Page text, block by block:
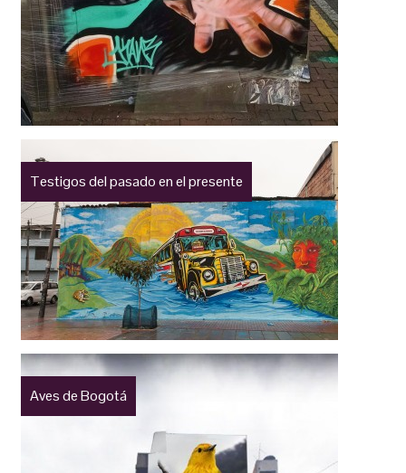
Testigos del pasado en el presente
Aves de Bogotá